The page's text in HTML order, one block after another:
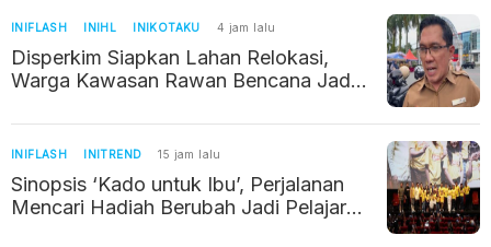
INIFLASH INIHL INIKOTAKU 4 jam lalu
Disperkim Siapkan Lahan Relokasi,
Warga Kawasan Rawan Bencana Jadi
INIFLASH INITREND 15 jam lalu
Sinopsis ‘Kado untuk Ibu’, Perjalanan
Mencari Hadiah Berubah Jadi Pelajaran